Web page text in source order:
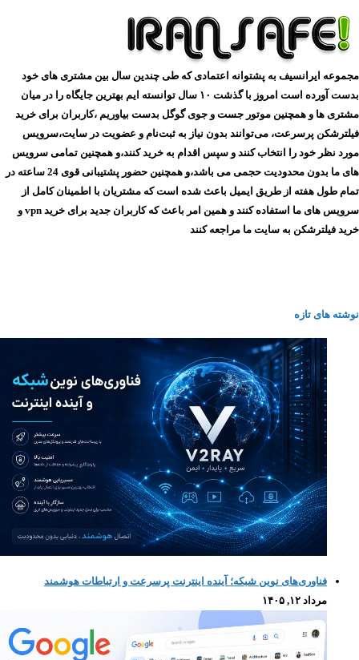
مجموعه ایرانسیف به پشتوانه اعتمادی که طی چندین سال بین مشتری های خود
بدست آورده است امروز با گذشت ۱۰ سال توانسته ایم بهترین جایگاه را در میان
مشتری ها و همچنین موتور جست و جوی گوگل بدست بیاوریم ،کاربران برای خرید
فیلترشکن پرسرعت، می‌توانند بدون نیاز به ثبت‌نام و عضویت در سایت،سرویس
مورد نظر خود را انتخاب کنند و سپس اقدام به خرید کنند،و همچنین تمامی سرویس
های ما بدون محدودیت حجمی می باشد،و همچنین حضور پشتیبانی قوی 24 ساعته در
تمام طول هفته از طریق ایمیل باعث شده است که مشتریان با اطمینان کامل از
سرویس های ما استفاده کنند و همین امر باعث که کاربران جدید برای خرید vpn و
خرید فیلترشکن به سایت ما مراجعه کنند
نوشته های تازه
فناوری‌های نوین شبکه؛ آینده اینترنت پرسرعت و ارتباطات هوشمند
مرداد ۱۲, ۱۴۰۵